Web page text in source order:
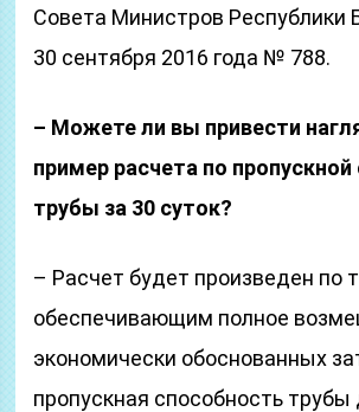
Совета Министров Республики
30 сентября 2016 года № 788.
– Можете ли вы привести
пример расчета по
трубы за 30 суток?
– Расчет будет произведен по
обеспечивающим полное
экономически обоснованных
пропускная способность